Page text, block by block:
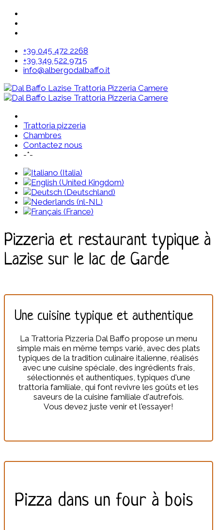
+39 045 472 2268
+39 349 522 9715
info@albergodalbaffo.it
Trattoria pizzeria
Chambres
Contactez nous
-*-
Pizzeria et restaurant typique à
Lazise sur le lac de Garde
Une cuisine typique et authentique
La Trattoria Pizzeria Dal Baffo propose un menu
simple mais en même temps varié, avec des plats
typiques de la tradition culinaire italienne, réalisés
avec une cuisine spéciale, des ingrédients frais,
sélectionnés et authentiques, typiques d'une
trattoria familiale, qui font revivre les goûts et les
saveurs de la cuisine familiale d'autrefois.
Vous devez juste venir et l'essayer!
Pizza dans un four à bois